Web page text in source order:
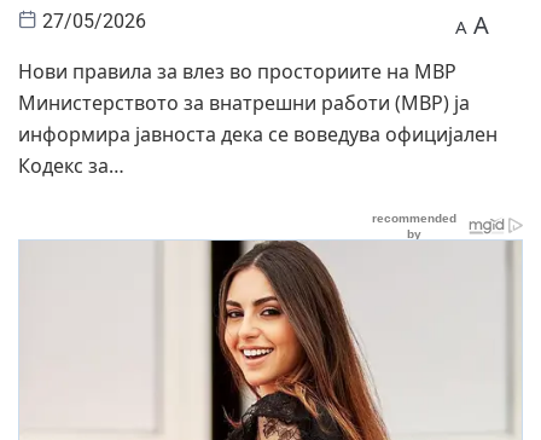
27/05/2026 A A
Нови правила за влез во просториите на МВР
Министерството за внатрешни работи (МВР) ја
информира јавноста дека се воведува официјален
Кодекс за…